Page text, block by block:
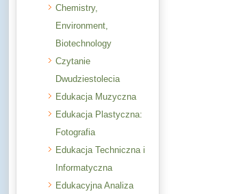
Chemistry,
Environment,
Biotechnology
Czytanie
Dwudziestolecia
Edukacja Muzyczna
Edukacja Plastyczna:
Fotografia
Edukacja Techniczna i
Informatyczna
Edukacyjna Analiza